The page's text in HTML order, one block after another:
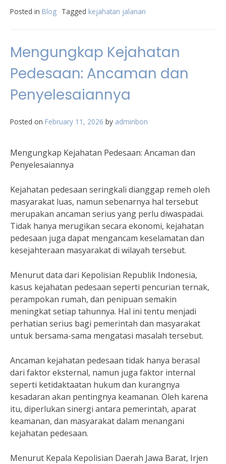
Posted in Blog Tagged kejahatan jalanan
Mengungkap Kejahatan
Pedesaan: Ancaman dan
Penyelesaiannya
Posted on February 11, 2026 by adminbon
Mengungkap Kejahatan Pedesaan: Ancaman dan
Penyelesaiannya
Kejahatan pedesaan seringkali dianggap remeh oleh
masyarakat luas, namun sebenarnya hal tersebut
merupakan ancaman serius yang perlu diwaspadai.
Tidak hanya merugikan secara ekonomi, kejahatan
pedesaan juga dapat mengancam keselamatan dan
kesejahteraan masyarakat di wilayah tersebut.
Menurut data dari Kepolisian Republik Indonesia,
kasus kejahatan pedesaan seperti pencurian ternak,
perampokan rumah, dan penipuan semakin
meningkat setiap tahunnya. Hal ini tentu menjadi
perhatian serius bagi pemerintah dan masyarakat
untuk bersama-sama mengatasi masalah tersebut.
Ancaman kejahatan pedesaan tidak hanya berasal
dari faktor eksternal, namun juga faktor internal
seperti ketidaktaatan hukum dan kurangnya
kesadaran akan pentingnya keamanan. Oleh karena
itu, diperlukan sinergi antara pemerintah, aparat
keamanan, dan masyarakat dalam menangani
kejahatan pedesaan.
Menurut Kepala Kepolisian Daerah Jawa Barat, Irjen